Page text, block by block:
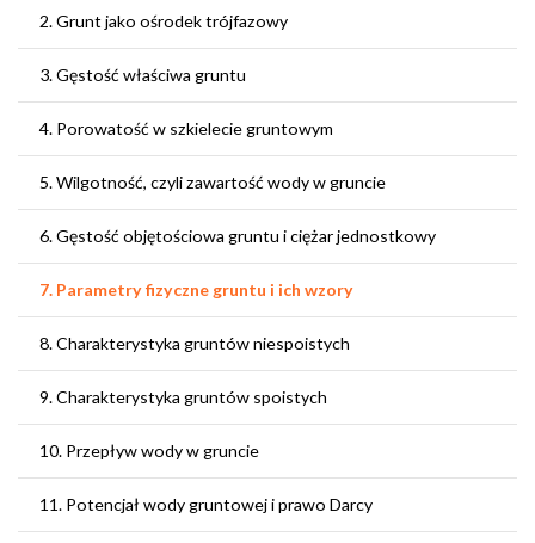
2. Grunt jako ośrodek trójfazowy
3. Gęstość właściwa gruntu
4. Porowatość w szkielecie gruntowym
5. Wilgotność, czyli zawartość wody w gruncie
6. Gęstość objętościowa gruntu i ciężar jednostkowy
7. Parametry fizyczne gruntu i ich wzory
8. Charakterystyka gruntów niespoistych
9. Charakterystyka gruntów spoistych
10. Przepływ wody w gruncie
11. Potencjał wody gruntowej i prawo Darcy